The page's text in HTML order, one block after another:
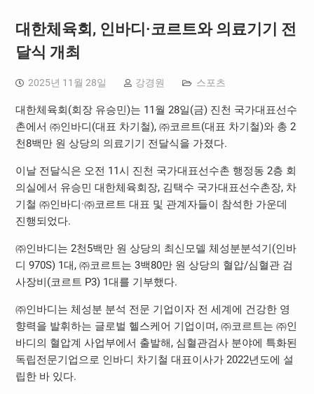
대한체육회, 인바디·코르트와 의료기기 전
달식 개최
2025년 11월 28일 강경원 스포츠
대한체육회(회장 유승민)는 11월 28일(금) 진천 국가대표선수
촌에서 ㈜인바디(대표 차기철), ㈜코르트(대표 차기철)와 총 2
천8백만 원 상당의 의료기기 전달식을 가졌다.
이날 전달식은 오전 11시 진천 국가대표선수촌 행정동 2층 회
의실에서 유승민 대한체육회장, 김택수 국가대표선수촌장, 차
기철 ㈜인바디·㈜코르트 대표 및 관계자들이 참석한 가운데
진행되었다.
㈜인바디는 2천5백만 원 상당의 최신모델 체성분분석기(인바
디 970S) 1대, ㈜코르트는 3백80만 원 상당의 혈압/심혈관 검
사장비(코르트 P3) 1대를 기부했다.
㈜인바디는 체성분 분석 전문 기업이자 전 세계에 건강한 영
향력을 발휘하는 글로벌 헬스케어 기업이며, ㈜코르트는 ㈜인
바디의 혈압계 사업부에서 출발해, 심혈관검사 분야에 특화된
독립전문기업으로 인바디 차기철 대표이사가 2022년도에 설
립한 바 있다.